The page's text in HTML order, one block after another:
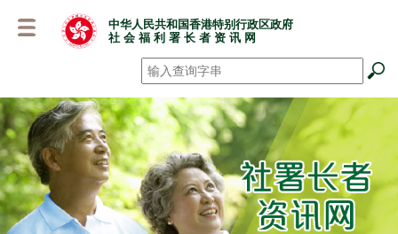
容
中华人民共和国香港特别行政区政府
社 会 福 利 署 长 者 资 讯 网
搜寻 *